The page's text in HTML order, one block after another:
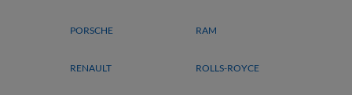
PORSCHE RAM
RENAULT ROLLS-ROYCE